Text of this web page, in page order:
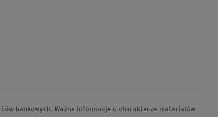
bankowych. Ważne informacje o charakterze materiałów